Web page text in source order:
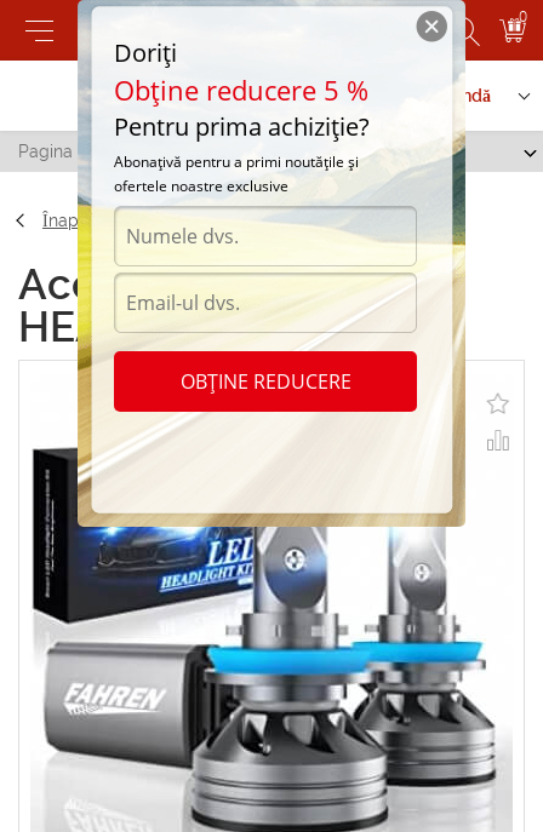
0
Contactați-ne Serviciu de comandă
Pagina principală H11 LED- HEADLIGHTING
Înapoi
Accesorii H11 LED-
HEADLIGHTING
Doriți
Obține reducere 5 %
Pentru prima achiziție?
Abonațivă pentru a primi noutățile și
ofertele noastre exclusive
OBȚINE REDUCERE